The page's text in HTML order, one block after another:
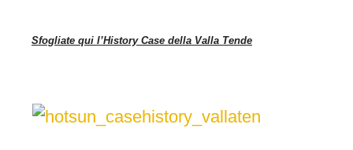
Sfogliate qui l’History Case della Valla Tende